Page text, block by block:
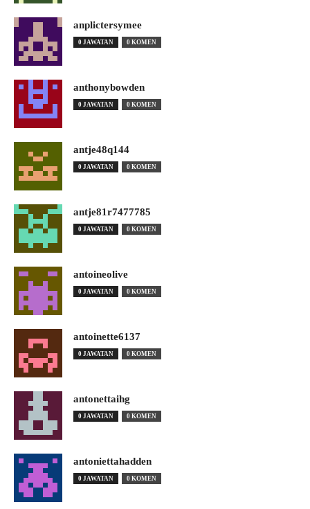
anplictersymee
0 JAWATAN 0 KOMEN
anthonybowden
0 JAWATAN 0 KOMEN
antje48q144
0 JAWATAN 0 KOMEN
antje81r7477785
0 JAWATAN 0 KOMEN
antoineolive
0 JAWATAN 0 KOMEN
antoinette6137
0 JAWATAN 0 KOMEN
antonettaihg
0 JAWATAN 0 KOMEN
antoniettahadden
0 JAWATAN 0 KOMEN